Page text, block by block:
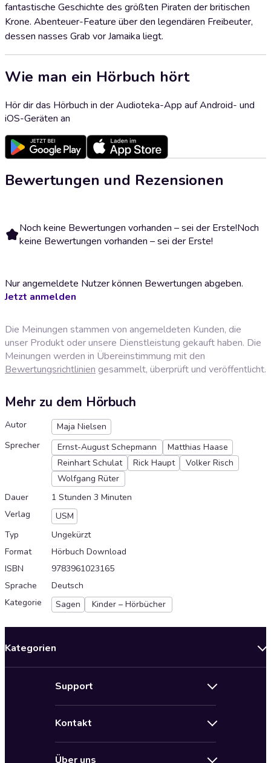
fantastische Geschichte des größten Piraten der britischen
Krone. Abenteuer-Feature über den legendären Freibeuter,
dessen nasses Grab vor Jamaika liegt.
Wie man ein Hörbuch hört
Hör dir das Hörbuch in der Audioteka-App auf Android- und
iOS-Geräten an
Bewertungen und Rezensionen
Noch keine Bewertungen vorhanden – sei der Erste!Noch
keine Bewertungen vorhanden – sei der Erste!
Nur angemeldete Nutzer können Bewertungen abgeben.
Jetzt anmelden
Die Meinungen stammen von angemeldeten Kunden, die
unser Produkt oder unsere Dienstleistung gekauft haben. Die
Meinungen werden in Übereinstimmung mit den
Bewertungsrichtlinien gesammelt, überprüft und veröffentlicht.
Mehr zu dem Hörbuch
Autor
Maja Nielsen
Sprecher
Ernst-August Schepmann
Matthias Haase
Reinhart Schulat
Rick Haupt
Volker Risch
Wolfgang Rüter
Dauer
1 Stunden 3 Minuten
Verlag
USM
Typ
Ungekürzt
Format
Hörbuch Download
ISBN
9783961023165
Sprache
Deutsch
Kategorie
Sagen Kinder – Hörbücher
Kategorien
Support
AGB für Audioteka Abo
Kontakt
Über uns